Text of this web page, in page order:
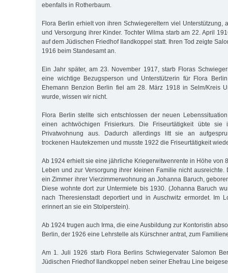
ebenfalls in Rotherbaum.
Flora Berlin erhielt von ihren Schwiegereltern viel Unterstützung,
und Versorgung ihrer Kinder. Tochter Wilma starb am 22. April
auf dem Jüdischen Friedhof Ilandkoppel statt. Ihren Tod zeigte
1916 beim Standesamt an.
Ein Jahr später, am 23. November 1917, starb Floras
eine wichtige Bezugsperson und Unterstützerin für Flora
Ehemann Benzion Berlin fiel am 28. März 1918 in Selm/Kreis
wurde, wissen wir nicht.
Flora Berlin stellte sich entschlossen der neuen
einen achtwöchigen Frisierkurs. Die Friseurtätigkeit übte sie
Privatwohnung aus. Dadurch allerdings litt sie an
trockenen Hautekzemen und musste 1922 die Friseurtätigkeit
Ab 1924 erhielt sie eine jährliche Kriegerwitwenrente in Höhe von
Leben und zur Versorgung ihrer kleinen Familie nicht ausreichte.
ein Zimmer ihrer Vierzimmerwohnung an Johanna Baruch,
Diese wohnte dort zur Untermiete bis 1930. (Johanna Baruch
nach Theresienstadt deportiert und in Auschwitz ermordet. Im
erinnert an sie ein Stolperstein).
Ab 1924 trugen auch Irma, die eine Ausbildung zur Kontoristin
Berlin, der 1926 eine Lehrstelle als Kürschner antrat, zum
Am 1. Juli 1926 starb Flora Berlins Schwiegervater Salomon
Jüdischen Friedhof Ilandkoppel neben seiner Ehefrau Line